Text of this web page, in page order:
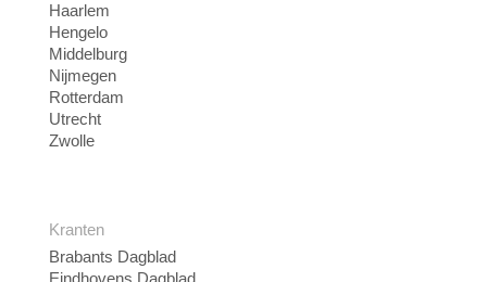
Haarlem
Hengelo
Middelburg
Nijmegen
Rotterdam
Utrecht
Zwolle
Kranten
Brabants Dagblad
Eindhovens Dagblad